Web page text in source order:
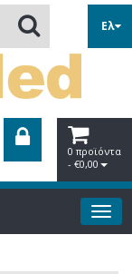
Ελ
0 προϊόντα
- €0,00